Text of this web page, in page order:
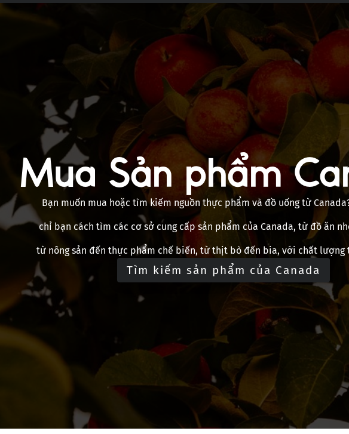
Mua Sản phẩm
Bạn muốn mua hoặc tìm kiếm nguồn thực phẩm và đồ uống từ
chỉ bạn cách tìm các cơ sở cung cấp sản phẩm của Canada, từ đồ ăn
từ nông sản đến thực phẩm chế biến, từ thịt bò đến bia, với chất lượng
Tìm kiếm sản phẩm của Canada